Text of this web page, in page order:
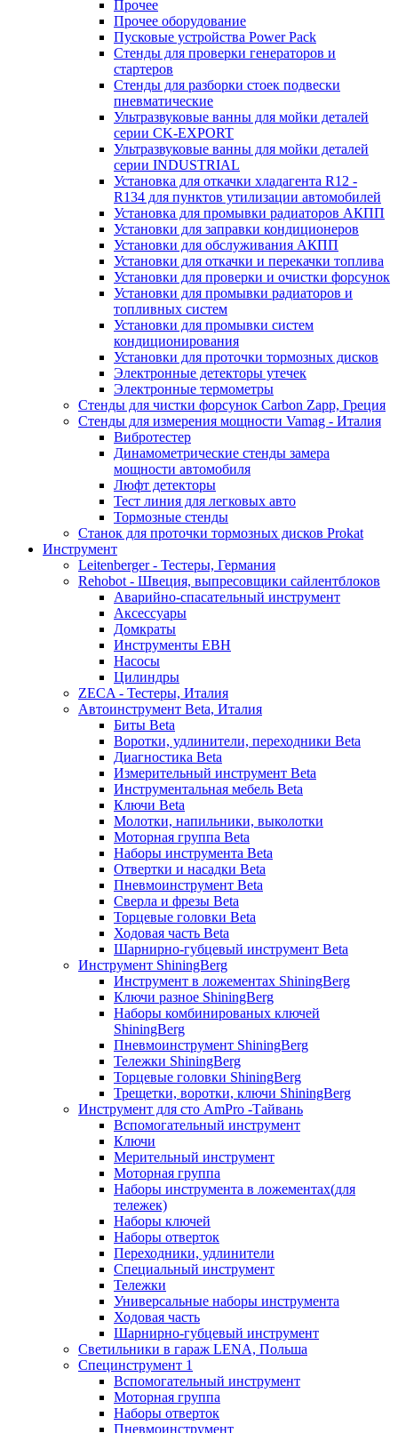
Прочее
Прочее оборудование
Пусковые устройства Power Pack
Стенды для проверки генераторов и
стартеров
Стенды для разборки стоек подвески
пневматические
Ультразвуковые ванны для мойки деталей
серии CK-EXPORT
Ультразвуковые ванны для мойки деталей
серии INDUSTRIAL
Установка для откачки хладагента R12 -
R134 для пунктов утилизации автомобилей
Установка для промывки радиаторов АКПП
Установки для заправки кондиционеров
Установки для обслуживания АКПП
Установки для откачки и перекачки топлива
Установки для проверки и очистки форсунок
Установки для промывки радиаторов и
топливных систем
Установки для промывки систем
кондиционирования
Установки для проточки тормозных дисков
Электронные детекторы утечек
Электронные термометры
Стенды для чистки форсунок Carbon Zapp, Греция
Стенды для измерения мощности Vamag - Италия
Вибротестер
Динамометрические стенды замера
мощности автомобиля
Люфт детекторы
Тест линия для легковых авто
Тормозные стенды
Станок для проточки тормозных дисков Prokat
Инструмент
Leitenberger - Тестеры, Германия
Rehobot - Швеция, выпресовщики сайлентблоков
Аварийно-спасательный инструмент
Аксессуары
Домкраты
Инструменты EBH
Насосы
Цилиндры
ZECA - Тестеры, Италия
Автоинструмент Beta, Италия
Биты Beta
Воротки, удлинители, переходники Beta
Диагностика Beta
Измерительный инструмент Beta
Инструментальная мебель Beta
Ключи Beta
Молотки, напильники, выколотки
Моторная группа Beta
Наборы инструмента Beta
Отвертки и насадки Beta
Пневмоинструмент Beta
Сверла и фрезы Beta
Торцевые головки Beta
Ходовая часть Beta
Шарнирно-губцевый инструмент Beta
Инструмент ShiningBerg
Инструмент в ложементах ShiningBerg
Ключи разное ShiningBerg
Наборы комбинированых ключей
ShiningBerg
Пневмоинструмент ShiningBerg
Тележки ShiningBerg
Торцевые головки ShiningBerg
Трещетки, воротки, ключи ShiningBerg
Инструмент для сто AmPro -Тайвань
Вспомогательный инструмент
Ключи
Мерительный инструмент
Моторная группа
Наборы инструмента в ложементах(для
тележек)
Наборы ключей
Наборы отверток
Переходники, удлинители
Специальный инструмент
Тележки
Универсальные наборы инструмента
Ходовая часть
Шарнирно-губцевый инструмент
Светильники в гараж LENA, Польша
Специнструмент 1
Вспомогательный инструмент
Моторная группа
Наборы отверток
Пневмоинструмент